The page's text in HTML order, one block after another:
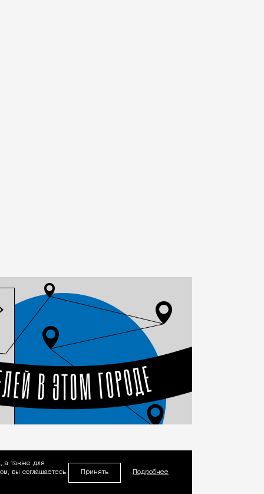
а также для
вы соглашаетесь
Принять Подробнее